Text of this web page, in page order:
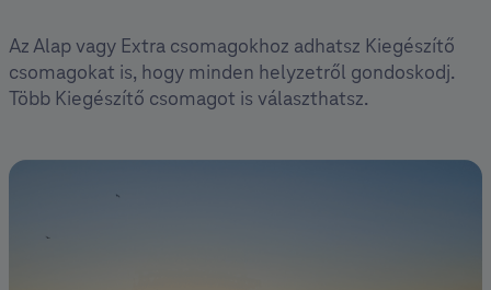
Az Alap vagy Extra csomagokhoz adhatsz Kiegészítő
csomagokat is, hogy minden helyzetről gondoskodj.
Több Kiegészítő csomagot is választhatsz.